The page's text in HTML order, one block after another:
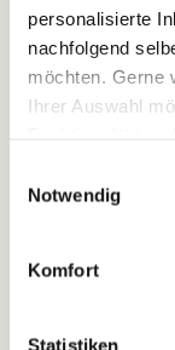
personalisierte
nachfolgend
möchten. Gerne
Ihrer Auswahl
Notwendig
Komfort
Statistiken
ZUTATEN
(Schweiz)
natürliches
(Meersalz,